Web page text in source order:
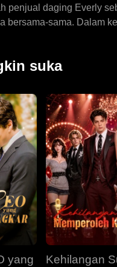
penjual daging Everly
bersama-sama. Dalam
suka
yang
Kehilangan